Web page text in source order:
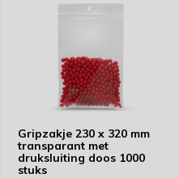
Gripzakje 230 x 320 mm
transparant met
druksluiting doos 1000
stuks